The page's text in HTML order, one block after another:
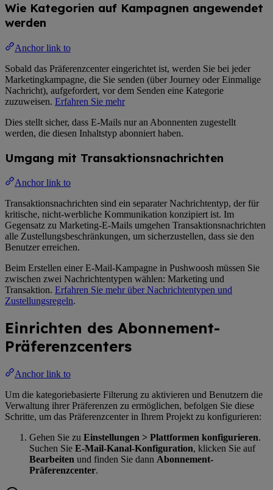
Wie Kategorien auf Kampagnen angewendet
werden
Anchor link to
Sobald das Präferenzcenter eingerichtet ist, werden Sie bei jeder
Marketingkampagne, die Sie senden (über Journey oder Einmalige
Nachricht), aufgefordert, vor dem Senden eine Kategorie
zuzuweisen. Erfahren Sie mehr
Dies stellt sicher, dass E-Mails nur an Abonnenten zugestellt
werden, die diesen Inhaltstyp abonniert haben.
Umgang mit Transaktionsnachrichten
Anchor link to
Transaktionsnachrichten sind ein separater Nachrichtentyp, der für
kritische, nicht-werbliche Kommunikation konzipiert ist. Im
Gegensatz zu Marketing-E-Mails umgehen Transaktionsnachrichten
alle Zustellungsbeschränkungen, um sicherzustellen, dass sie den
Benutzer erreichen.
Beim Erstellen einer E-Mail-Kampagne in Pushwoosh müssen Sie
zwischen zwei Nachrichtentypen wählen: Marketing und
Transaktion. Erfahren Sie mehr über Nachrichtentypen und
Zustellungsregeln.
Einrichten des Abonnement-
Präferenzcenters
Anchor link to
Um die kategoriebasierte Filterung zu aktivieren und Benutzern die
Verwaltung ihrer Präferenzen zu ermöglichen, befolgen Sie diese
Schritte, um das Präferenzcenter in Ihrem Projekt zu konfigurieren:
Gehen Sie zu Einstellungen > Plattformen konfigurieren.
Suchen Sie E-Mail-Kanal-Konfiguration, klicken Sie auf
Bearbeiten und finden Sie dann Abonnement-
Präferenzcenter.